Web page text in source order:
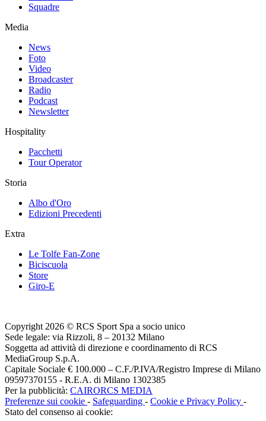
Squadre
Media
News
Foto
Video
Broadcaster
Radio
Podcast
Newsletter
Hospitality
Pacchetti
Tour Operator
Storia
Albo d'Oro
Edizioni Precedenti
Extra
Le Tolfe Fan-Zone
Biciscuola
Store
Giro-E
Copyright 2026 © RCS Sport Spa a socio unico
Sede legale: via Rizzoli, 8 – 20132 Milano
Soggetta ad attività di direzione e coordinamento di RCS
MediaGroup S.p.A.
Capitale Sociale € 100.000 – C.F./P.IVA/Registro Imprese di Milano
09597370155 - R.E.A. di Milano 1302385
Per la pubblicità: CAIRORCS MEDIA
Preferenze sui cookie - Safeguarding - Cookie e Privacy Policy -
Stato del consenso ai cookie: